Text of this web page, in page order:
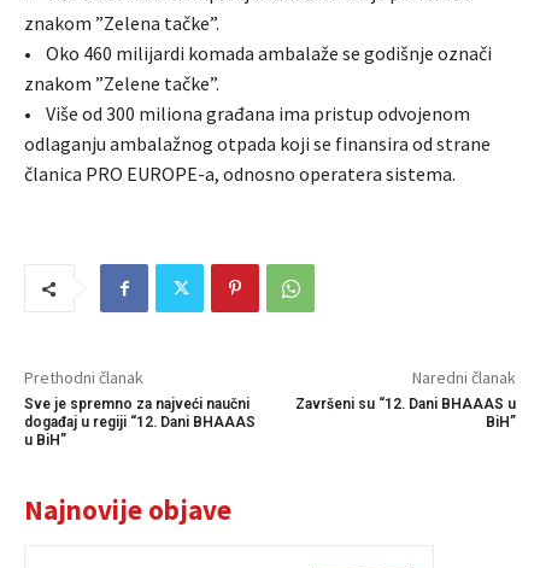
znakom ”Zelena tačke”.
• Oko 460 milijardi komada ambalaže se godišnje označi
znakom ”Zelene tačke”.
• Više od 300 miliona građana ima pristup odvojenom
odlaganju ambalažnog otpada koji se finansira od strane
članica PRO EUROPE-a, odnosno operatera sistema.
Prethodni članak
Sve je spremno za najveći naučni
događaj u regiji “12. Dani BHAAAS
u BiH”
Naredni članak
Završeni su “12. Dani BHAAAS u
BiH”
Najnovije objave